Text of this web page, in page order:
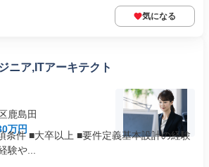
気になる
ニア,ITアーキテクト
鹿島田
万円
条件 ■大卒以上 ■要件定義基本設計の経験
験や...